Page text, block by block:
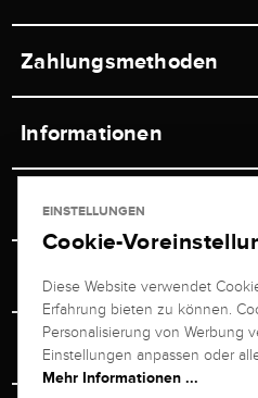
Zahlungsmethoden
Informationen
Ladengeschäft
Versand & Zahlung
Ratgeber
Service
Newsletterabmeldung
Retouren-Service
Juwelier Brogle
Über uns
Unternehmen
Persönlicher Berater
EINSTELLUNGEN
Cookie-
Diese Website verwendet
Erfahrung bieten zu können.
Personalisierung von Werbung
Einstellungen anpassen oder
Mehr Informationen ...